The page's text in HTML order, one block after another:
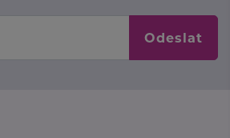
Odeslat